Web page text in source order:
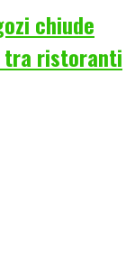
chiude
tra ristoranti